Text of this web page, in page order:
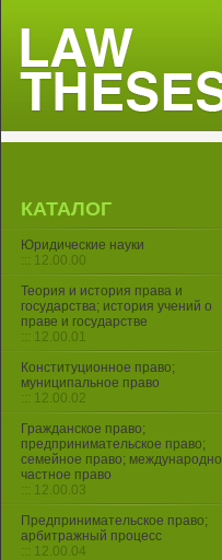
КАТАЛОГ
Юридические науки
::: 12.00.00
Теория и история права и
государства; история учений о
праве и государстве
::: 12.00.01
Конституционное право;
муниципальное право
::: 12.00.02
Гражданское право;
предпринимательское право;
семейное право;
частное право
::: 12.00.03
Предпринимательское право;
арбитражный процесс
::: 12.00.04